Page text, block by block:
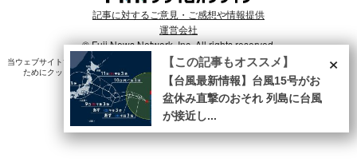
記事に対するご意見・ご感想や情報提供
運営会社
© Fuji News Network, Inc. All rights reserved.
当ウェブサイトでは、ユーザのニーズ・興味・関⼼に合致したコンテンツや広告配信を提供する
ためにクッキーを使⽤しています。詳細は、
プライバシーポリシー をご確認ください。×
【この記事もオススメ】
【台風最新情報】台風15号がお
盆休み直撃のおそれ 列島に台風
が接近し...